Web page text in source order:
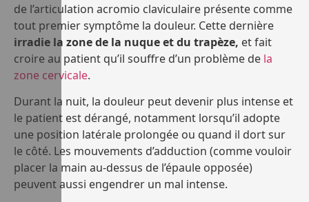
de l’articulation acromio claviculaire présente comme
tout premier symptôme la douleur. Cette dernière
irradie la zone de la nuque et du trapèze, et fait
croire au patient qu’il souffre d’un problème de la
zone cervicale.
Durant la nuit, la douleur peut devenir plus intense et
le patient est dérangé, notamment lorsqu’il adopte
une position latérale prolongée ou quand il dort sur
le côté. Les mouvements d’adduction (comme vouloir
placer la main au-dessus de l’épaule opposée)
peuvent aussi engendrer un mal intense.